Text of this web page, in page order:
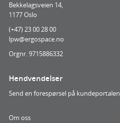
Bekkelagsveien 14,
1177 Oslo
(+47) 23 00 28 00
lpw@ergospace.no
Orgnr. 9715886332
Hendvendelser
Send en forespørsel på kundeportalen
Om oss